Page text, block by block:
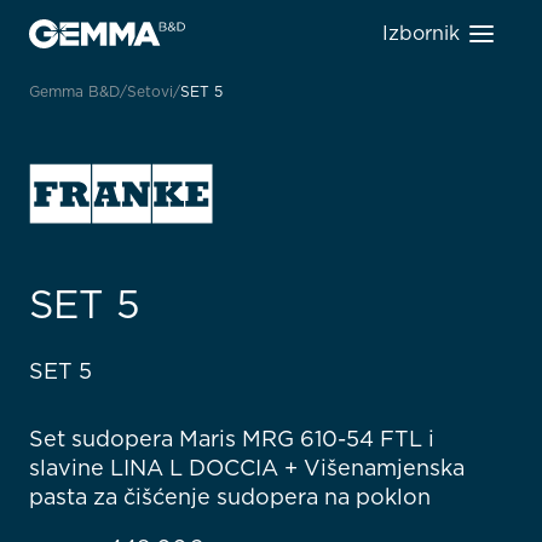
Izbornik
Gemma B&D Setovi SET 5
SET 5
SET 5
Set sudopera Maris MRG 610-54 FTL i
slavine LINA L DOCCIA + Višenamjenska
pasta za čišćenje sudopera na poklon